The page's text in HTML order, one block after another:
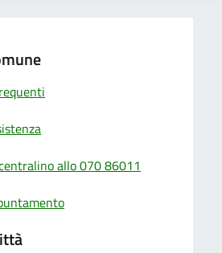
allo 070 86011